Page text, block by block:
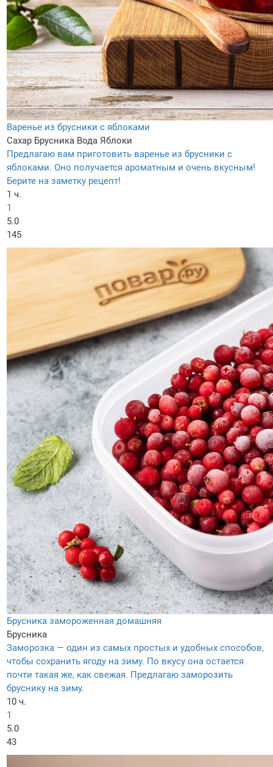
Варенье из брусники с яблоками
Сахар Брусника Вода Яблоки
Предлагаю вам приготовить варенье из брусники с
яблоками. Оно получается ароматным и очень вкусным!
Берите на заметку рецепт!
1 ч.
1
5.0
145
Брусника замороженная домашняя
Брусника
Заморозка — один из самых простых и удобных способов,
чтобы сохранить ягоду на зиму. По вкусу она остается
почти такая же, как свежая. Предлагаю заморозить
бруснику на зиму.
10 ч.
1
5.0
43